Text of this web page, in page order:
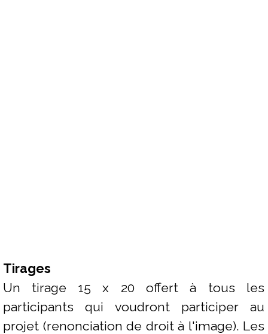
Tirages
Un tirage 15 x 20 offert à tous les
participants qui voudront participer au
projet (renonciation de droit à l'image). Les